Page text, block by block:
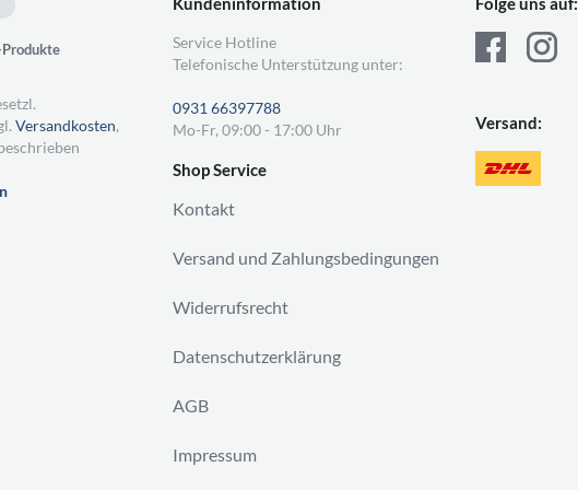
Versandkosten,
Service Hotline
Telefonische Unterstützung unter:
0931 66397788
Mo-Fr, 09:00 - 17:00 Uhr
Shop Service
Kontakt
Versand und Zahlungsbedingungen
Widerrufsrecht
Datenschutzerklärung
AGB
Impressum
Versand: